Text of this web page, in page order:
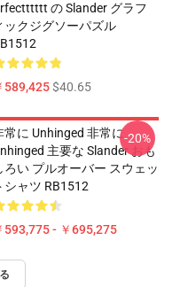
の Slander グラフ
ックジグソーパズル
589,425$40.65
常に Unhinged 非常に
主要な Slander おも
ろい プルオーバー スウェッ
シャツ RB1512
593,775 - ￥695,275
-20%